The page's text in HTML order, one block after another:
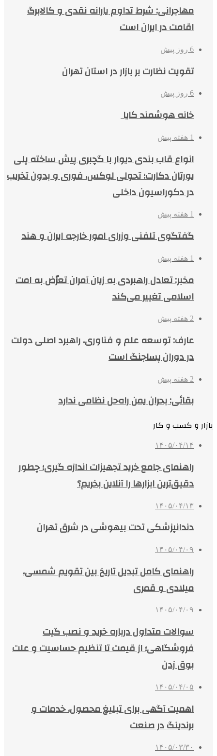
مهاجرانی: شرط تداوم یارانه نقدی و کالابرگ
اقامت در ایران است
6 روز پیش
تقویت نظارت بر بازار در استان تهران
6 روز پیش
خانه هوشمند کایا
1 هفته پیش
انواع قاب بندی دیوار با گچبری پیش ساخته پلی
یورتان دکارت؛ تحولی لوکس، فوری و بدون تخریب
در دکوراسیون داخلی
1 هفته پیش
گفتگوی تلفنی وزرای امور خارجه ایران و هند
1 هفته پیش
مخبر: تعادل راهبردی به زیان آمران تعرّض به امت
اسلامی تغییر می‌کند
2 هفته پیش
عارف: توسعه علم و فناوری، راهبرد اصلی دولت
در دوران پساجنگ است
2 هفته پیش
بقائی: بحران یمن راه‌حل نظامی ندارد
بازار و کسب و کار
۱۴۰۵/۰۴/۱۴
راهنمای جامع خرید تجهیزات اندازه گیری؛ چطور
دقیق‌ترین ابزارها را آنلاین بخریم؟
۱۴۰۵/۰۴/۱۳
دندانپزشکی تحت بیهوشی در شرق تهران
۱۴۰۵/۰۴/۰۹
راهنمای کامل تبدیل تاریخ بین تقویم شمسی،
میلادی و قمری
۱۴۰۵/۰۴/۰۹
سوالات متداول درباره خرید و نصب گیت
فروشگاهی؛ از قیمت تا تنظیم حساسیت و علت
بوق زدن
۱۴۰۵/۰۴/۰۵
اهمیت آگهی برای تبلیغ محصول، خدمات و
برندینگ در صنعت
۱۴۰۵/۰۳/۳۰